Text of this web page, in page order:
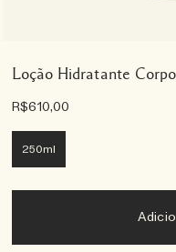
Loção Hidratante
R$610,00
250ml